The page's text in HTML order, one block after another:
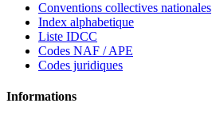
Conventions collectives nationales
Index alphabetique
Liste IDCC
Codes NAF / APE
Codes juridiques
Informations